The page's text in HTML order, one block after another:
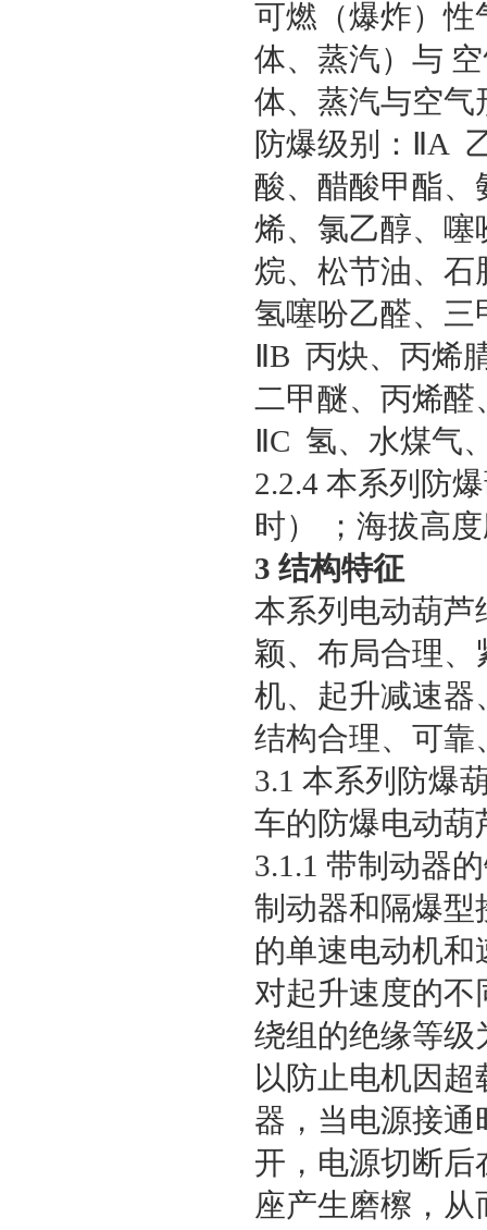
可燃（爆炸）性
体、蒸汽）与
体、蒸汽与空气
防爆级别：ⅡA
酸、醋酸甲酯、
烯、氯乙醇、噻
烷、松节油、石
氢噻吩乙醛、三
ⅡB 丙炔、丙烯
二甲醚、丙烯醛
ⅡC 氢、水煤气
2.2.4 本系列防
时） ；海拔高
3 结构特征
本系列电动葫芦
颖、布局合理
机、起升减速器
结构合理、可靠
3.1 本系列防爆
车的防爆电动
3.1.1 带制动器
制动器和隔爆型
的单速电动机和
对起升速度的不
绕组的绝缘等级
以防止电机因
器，当电源接
开，电源切断
座产生磨檫，